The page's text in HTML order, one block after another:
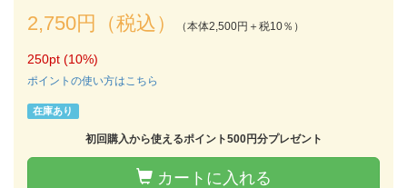
2,750円（税込） （本体2,500円＋税10％）
250pt (10%)
ポイントの使い方はこちら
在庫あり
初回購入から使えるポイント500円分プレゼント
カートに入れる